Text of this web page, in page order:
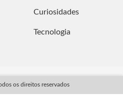
Curiosidades
Tecnologia
os direitos reservados